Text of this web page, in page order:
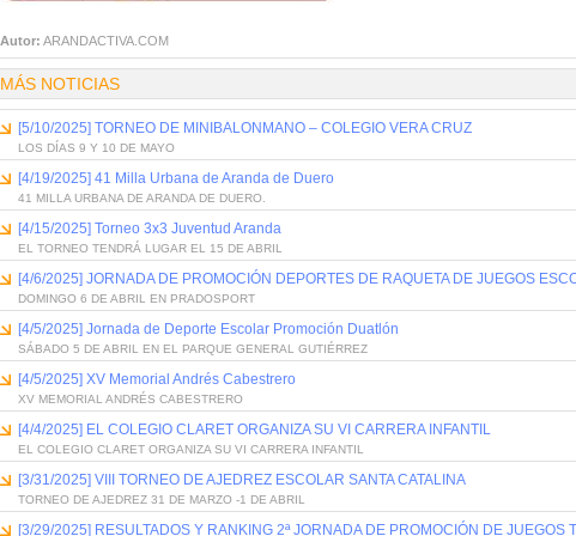
Autor: ARANDACTIVA.COM
MÁS NOTICIAS
[5/10/2025] TORNEO DE MINIBALONMANO – COLEGIO VERA CRUZ
LOS DÍAS 9 Y 10 DE MAYO
[4/19/2025] 41 Milla Urbana de Aranda de Duero
41 MILLA URBANA DE ARANDA DE DUERO.
[4/15/2025] Torneo 3x3 Juventud Aranda
EL TORNEO TENDRÁ LUGAR EL 15 DE ABRIL
[4/6/2025] JORNADA DE PROMOCIÓN DEPORTES DE RAQUETA DE JUEGOS
DOMINGO 6 DE ABRIL EN PRADOSPORT
[4/5/2025] Jornada de Deporte Escolar Promoción Duatlón
SÁBADO 5 DE ABRIL EN EL PARQUE GENERAL GUTIÉRREZ
[4/5/2025] XV Memorial Andrés Cabestrero
XV MEMORIAL ANDRÉS CABESTRERO
[4/4/2025] EL COLEGIO CLARET ORGANIZA SU VI CARRERA INFANTIL
EL COLEGIO CLARET ORGANIZA SU VI CARRERA INFANTIL
[3/31/2025] VIII TORNEO DE AJEDREZ ESCOLAR SANTA CATALINA
TORNEO DE AJEDREZ 31 DE MARZO -1 DE ABRIL
[3/29/2025] RESULTADOS Y RANKING 2ª JORNADA DE PROMOCIÓN DE JUEGOS